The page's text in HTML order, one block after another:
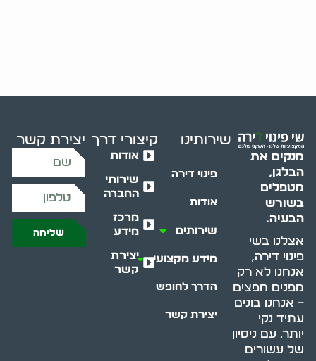
מנקים את
הבלגן,
מטפלים
בשורש
הבעיה.
אצלנו בשי
פינוי דירה,
אנחנו לא רק
מפנים חפצים
– אנחנו בונים
עתיד נקי
יותר. עם ניסיון
של עשורים
שירותינו
פינוי דירה
אודות
שירותים
מידע מקצועי
הדרך לחופש
יצירת קשר
קיצורי דרך
אודות
שירותי
החברה
מרכז
מידע
יצירת
קשר
יצירת קשר
שליחה